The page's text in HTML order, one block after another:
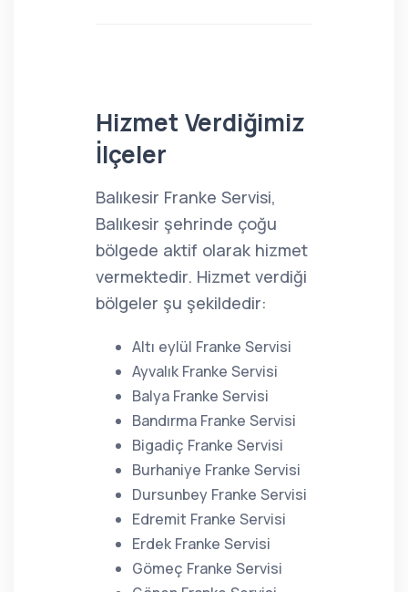
Hizmet Verdiğimiz
İlçeler
Balıkesir Franke Servisi,
Balıkesir şehrinde çoğu
bölgede aktif olarak hizmet
vermektedir. Hizmet verdiği
bölgeler şu şekildedir:
Altı eylül Franke Servisi
Ayvalık Franke Servisi
Balya Franke Servisi
Bandırma Franke Servisi
Bigadiç Franke Servisi
Burhaniye Franke Servisi
Dursunbey Franke Servisi
Edremit Franke Servisi
Erdek Franke Servisi
Gömeç Franke Servisi